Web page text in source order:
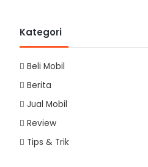
Kategori
Beli Mobil
Berita
Jual Mobil
Review
Tips & Trik